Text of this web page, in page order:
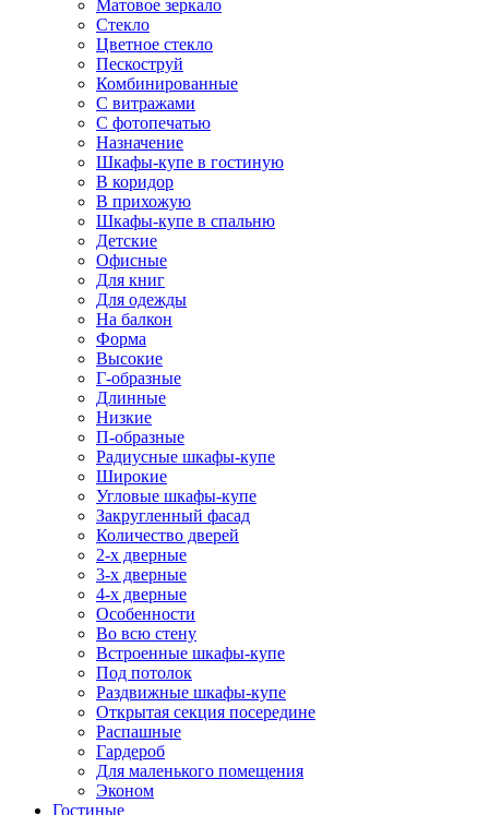
Матовое зеркало
Стекло
Цветное стекло
Пескоструй
Комбинированные
С витражами
С фотопечатью
Назначение
Шкафы-купе в гостиную
В коридор
В прихожую
Шкафы-купе в спальню
Детские
Офисные
Для книг
Для одежды
На балкон
Форма
Высокие
Г-образные
Длинные
Низкие
П-образные
Радиусные шкафы-купе
Широкие
Угловые шкафы-купе
Закругленный фасад
Количество дверей
2-х дверные
3-х дверные
4-х дверные
Особенности
Во всю стену
Встроенные шкафы-купе
Под потолок
Раздвижные шкафы-купе
Открытая секция посередине
Распашные
Гардероб
Для маленького помещения
Эконом
Гостиные